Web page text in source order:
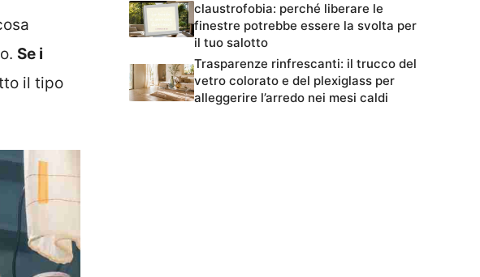
Se i
il tipo
claustrofobia: perché liberare le
finestre potrebbe essere la svolta per
il tuo salotto
Trasparenze rinfrescanti: il trucco del
vetro colorato e del plexiglass per
alleggerire l’arredo nei mesi caldi